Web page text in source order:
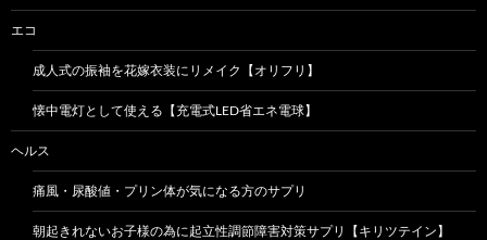
エコ
成人式の振袖を花嫁衣装にリメイク【オリフリ】
懐中電灯として使える【充電式LED省エネ電球】
ヘルス
痛風・尿酸値・プリン体が気になる方のサプリ
朝起きれないお子様の為に起立性調節障害対策サプリ【キリツテイン】